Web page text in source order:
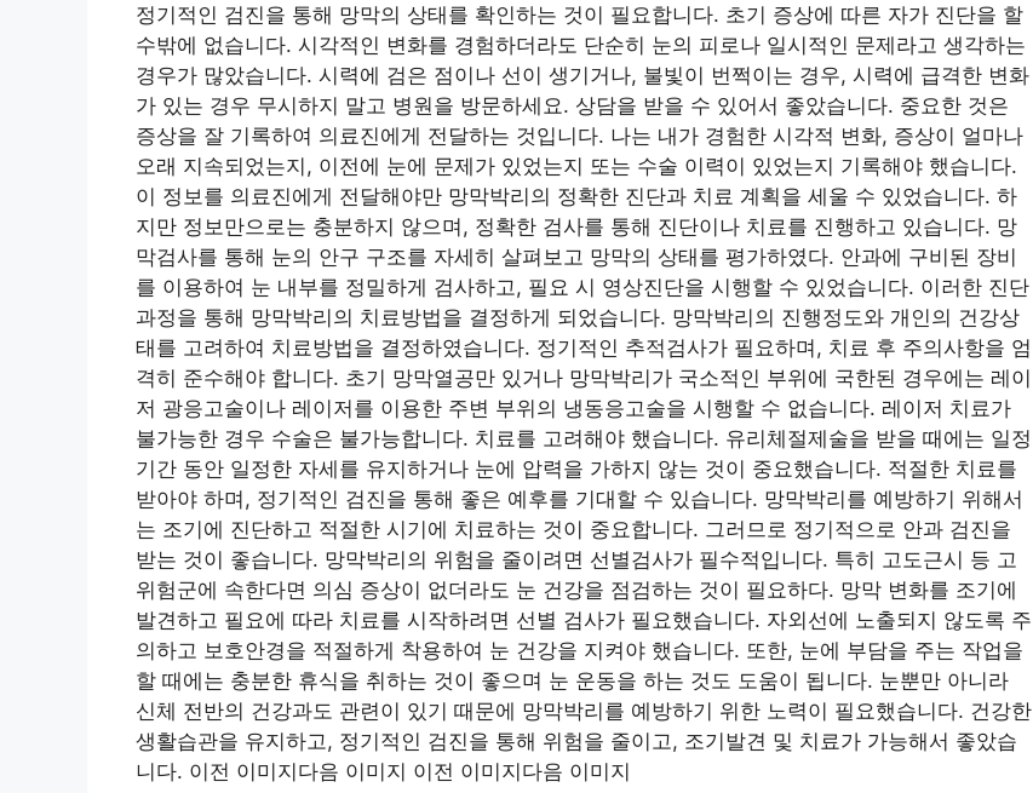
정기적인 검진을 통해 망막의 상태를 확인하는 것이 필요합니다. 초기 증상에 따른 자가 진단을 할
수밖에 없습니다. 시각적인 변화를 경험하더라도 단순히 눈의 피로나 일시적인 문제라고 생각하는
경우가 많았습니다. 시력에 검은 점이나 선이 생기거나, 불빛이 번쩍이는 경우, 시력에 급격한 변화
가 있는 경우 무시하지 말고 병원을 방문하세요. 상담을 받을 수 있어서 좋았습니다. 중요한 것은
증상을 잘 기록하여 의료진에게 전달하는 것입니다. 나는 내가 경험한 시각적 변화, 증상이 얼마나
오래 지속되었는지, 이전에 눈에 문제가 있었는지 또는 수술 이력이 있었는지 기록해야 했습니다.
이 정보를 의료진에게 전달해야만 망막박리의 정확한 진단과 치료 계획을 세울 수 있었습니다. 하
지만 정보만으로는 충분하지 않으며, 정확한 검사를 통해 진단이나 치료를 진행하고 있습니다. 망
막검사를 통해 눈의 안구 구조를 자세히 살펴보고 망막의 상태를 평가하였다. 안과에 구비된 장비
를 이용하여 눈 내부를 정밀하게 검사하고, 필요 시 영상진단을 시행할 수 있었습니다. 이러한 진단
과정을 통해 망막박리의 치료방법을 결정하게 되었습니다. 망막박리의 진행정도와 개인의 건강상
태를 고려하여 치료방법을 결정하였습니다. 정기적인 추적검사가 필요하며, 치료 후 주의사항을 엄
격히 준수해야 합니다. 초기 망막열공만 있거나 망막박리가 국소적인 부위에 국한된 경우에는 레이
저 광응고술이나 레이저를 이용한 주변 부위의 냉동응고술을 시행할 수 없습니다. 레이저 치료가
불가능한 경우 수술은 불가능합니다. 치료를 고려해야 했습니다. 유리체절제술을 받을 때에는 일정
기간 동안 일정한 자세를 유지하거나 눈에 압력을 가하지 않는 것이 중요했습니다. 적절한 치료를
받아야 하며, 정기적인 검진을 통해 좋은 예후를 기대할 수 있습니다. 망막박리를 예방하기 위해서
는 조기에 진단하고 적절한 시기에 치료하는 것이 중요합니다. 그러므로 정기적으로 안과 검진을
받는 것이 좋습니다. 망막박리의 위험을 줄이려면 선별검사가 필수적입니다. 특히 고도근시 등 고
위험군에 속한다면 의심 증상이 없더라도 눈 건강을 점검하는 것이 필요하다. 망막 변화를 조기에
발견하고 필요에 따라 치료를 시작하려면 선별 검사가 필요했습니다. 자외선에 노출되지 않도록 주
의하고 보호안경을 적절하게 착용하여 눈 건강을 지켜야 했습니다. 또한, 눈에 부담을 주는 작업을
할 때에는 충분한 휴식을 취하는 것이 좋으며 눈 운동을 하는 것도 도움이 됩니다. 눈뿐만 아니라
신체 전반의 건강과도 관련이 있기 때문에 망막박리를 예방하기 위한 노력이 필요했습니다. 건강한
생활습관을 유지하고, 정기적인 검진을 통해 위험을 줄이고, 조기발견 및 치료가 가능해서 좋았습
니다. 이전 이미지다음 이미지 이전 이미지다음 이미지